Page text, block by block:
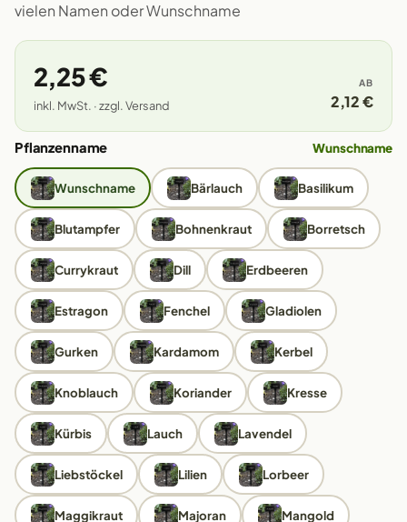
vielen Namen oder Wunschname
2,25 €
inkl. MwSt. · zzgl. Versand
AB
2,12 €
Pflanzenname Wunschname
Wunschname Bärlauch Basilikum
Blutampfer Bohnenkraut Borretsch
Currykraut Dill Erdbeeren
Estragon Fenchel Gladiolen
Gurken Kardamom Kerbel
Knoblauch Koriander Kresse
Kürbis Lauch Lavendel
Liebstöckel Lilien Lorbeer
Maggikraut Majoran Mangold